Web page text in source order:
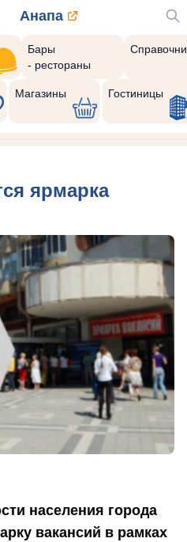
Анапа
Бары
- рестораны
Магазины Гостиницы
ярмарка
населения города
вакансий в рамках